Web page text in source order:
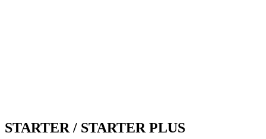
STARTER / STARTER PLUS